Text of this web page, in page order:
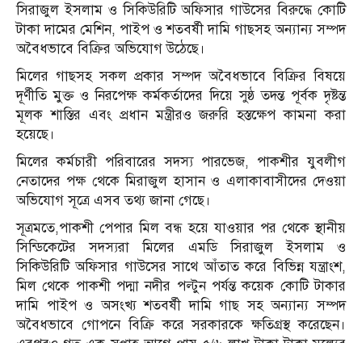
সিরাজুল ইসলাম ও সিকিউরিটি অফিসার গাউসের বিরুদ্ধে কোটি
টাকা দামের মেশিন, পাইপ ও শতবর্ষী দামি গাছসহ অন্যান্য সম্পদ
অবৈধভাবে বিক্রির অভিযোগ উঠেছে।
মিলের গাছসহ সকল প্রকার সম্পদ অবৈধভাবে বিক্রির বিষয়ে
দূর্ণীতি মুক্ত ও নিরপেক্ষ কর্মকর্তাদের দিয়ে সুষ্ঠ তদন্ত পূর্বক দৃষ্টন্ত
মূলক শাস্তির এবং প্রধান মন্ত্রীরও জরুরি হস্তক্ষেপ কামনা করা
হয়েছে।
মিলের কর্মচারী পরিবারের সদস্য পারভেজ, পাকশীর যুবলীগ
নেতাদের পক্ষ থেকে মিরাজুল হাসান ও এলাকাবাসীদের দেওয়া
অভিযোগ সূত্রে এসব তথ্য জানা গেছে।
সূত্রমতে,পাকশী পেপার মিল বন্ধ হয়ে যাওয়ার পর থেকে স্থানীয়
সিন্ডিকেটের সদস্যরা মিলের এমডি সিরাজুল ইসলাম ও
সিকিউরিটি অফিসার গাউসের সাথে আঁতাত করে বিভিন্ন যন্ত্রাংশ,
মিল থেকে পাকশী পদ্মা নদীর পল্টুন পর্যন্ত কয়েক কোটি টাকার
দামি পাইপ ও অসংখ্য শতবর্ষী দামি গাছ সহ অন্যান্য সম্পদ
অবৈধভাবে গোপনে বিক্রি করে সরকারকে ক্ষতিগ্রস্থ করেছেন।